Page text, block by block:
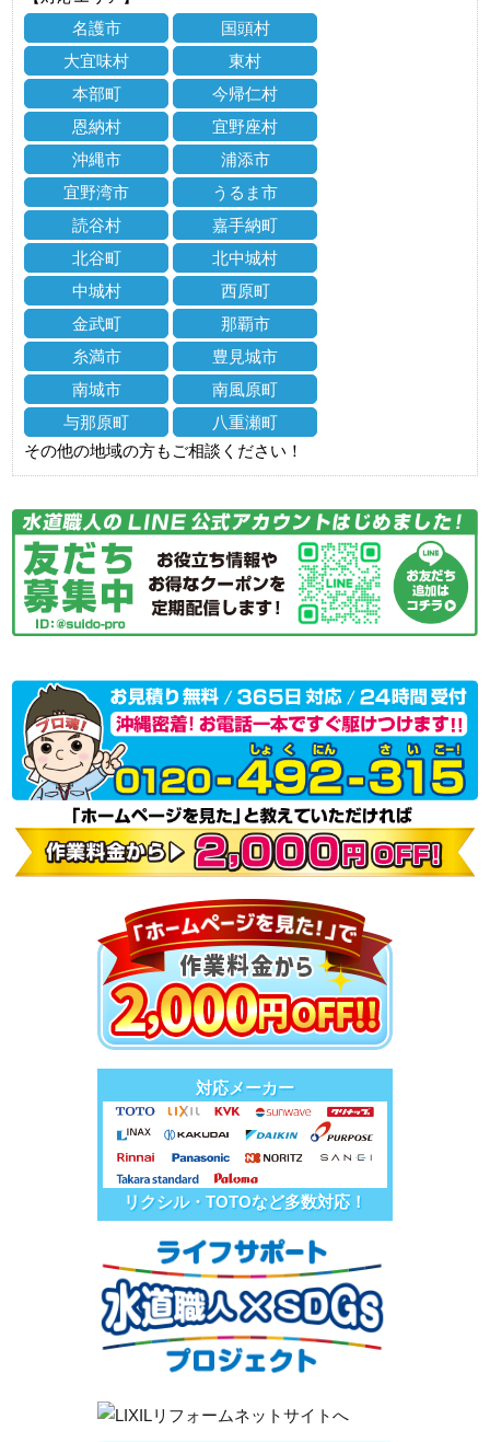
名護市
国頭村
大宜味村
東村
本部町
今帰仁村
恩納村
宜野座村
沖縄市
浦添市
宜野湾市
うるま市
読谷村
嘉手納町
北谷町
北中城村
中城村
西原町
金武町
那覇市
糸満市
豊見城市
南城市
南風原町
与那原町
八重瀬町
その他の地域の方もご相談ください！
対応メーカー
リクシル・TOTOなど多数対応！